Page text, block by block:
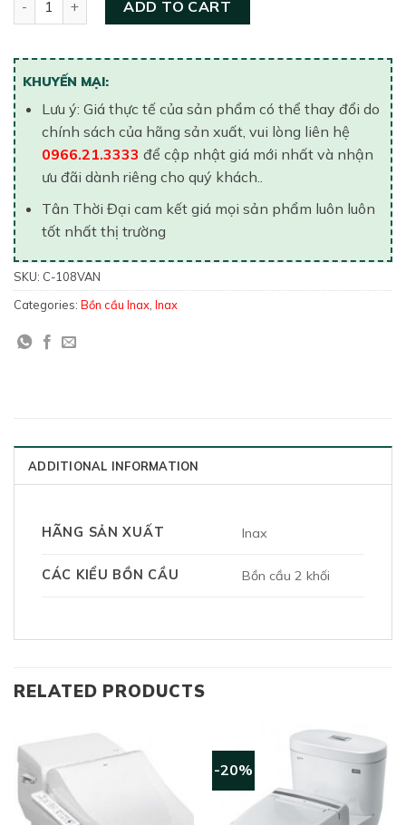
ADD TO CART
KHUYẾN MẠI:
Lưu ý: Giá thực tế của sản phẩm có thể thay đổi do
chính sách của hãng sản xuất, vui lòng liên hệ
0966.21.3333 để cập nhật giá mới nhất và nhận
ưu đãi dành riêng cho quý khách..
Tân Thời Đại cam kết giá mọi sản phẩm luôn luôn
tốt nhất thị trường
SKU: C-108VAN
Categories: Bồn cầu Inax, Inax
ADDITIONAL INFORMATION
HÃNG SẢN XUẤT Inax
CÁC KIỂU BỒN CẦU Bồn cầu 2 khối
RELATED PRODUCTS
-20%